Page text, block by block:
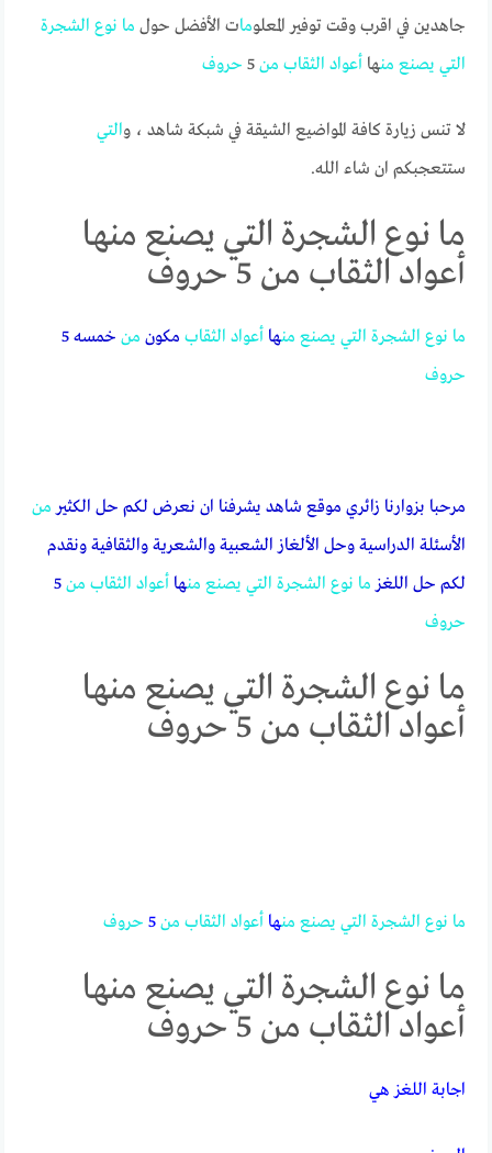
جاهدين في اقرب وقت توفير المعلومات الأفضل حول ما نوع الشجرة
التي يصنع منها أعواد الثقاب من 5 حروف
لا تنس زيارة كافة المواضيع الشيقة في شبكة شاهد ، والتي
ستتعجبكم ان شاء الله.
ما نوع الشجرة التي يصنع منها
أعواد الثقاب من 5 حروف
ما نوع الشجرة التي يصنع منها أعواد الثقاب مكون من خمسه 5
حروف
مرحبا بزوارنا زائري موقع شاهد يشرفنا ان نعرض لكم حل الكثير من
الأسئلة الدراسية وحل الألغاز الشعبية والشعرية والثقافية ونقدم
لكم حل اللغز ما نوع الشجرة التي يصنع منها أعواد الثقاب من 5
حروف
ما نوع الشجرة التي يصنع منها
أعواد الثقاب من 5 حروف
ما نوع الشجرة التي يصنع منها أعواد الثقاب من 5 حروف
ما نوع الشجرة التي يصنع منها
أعواد الثقاب من 5 حروف
اجابة اللغز هي